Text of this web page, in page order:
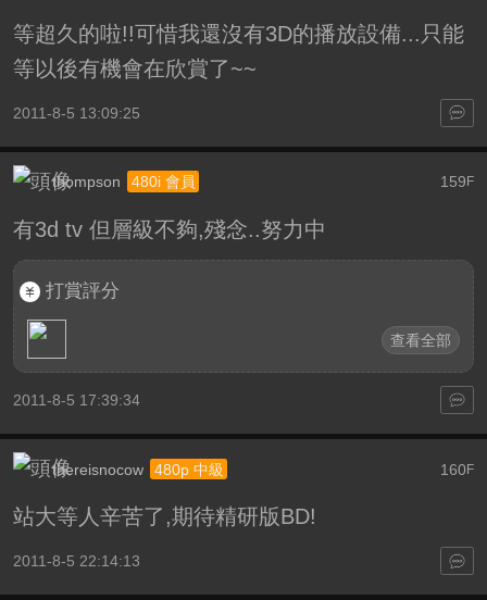
等超久的啦!!可惜我還沒有3D的播放設備...只能
等以後有機會在欣賞了~~
2011-8-5 13:09:25
159 F
thompson 480i 會員
有3d tv 但層級不夠,殘念..努力中
打賞評分
查看全部
2011-8-5 17:39:34
160F
thereisnocow 480p 中級
站大等人辛苦了,期待精研版BD!
2011-8-5 22:14:13